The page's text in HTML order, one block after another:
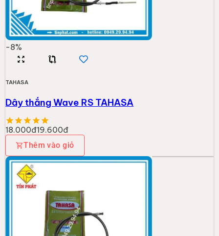
-8%
TAHASA
Dây thắng Wave RS TAHASA
18.000đ19.600đ
Thêm vào giỏ